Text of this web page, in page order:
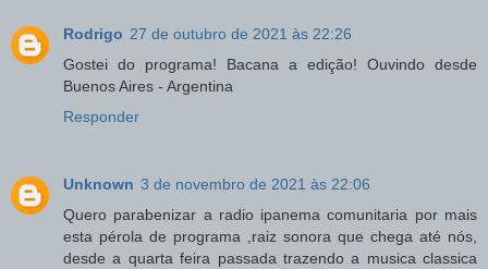
Rodrigo 27 de outubro de 2021 às 22:26
Gostei do programa! Bacana a edição! Ouvindo desde
Buenos Aires - Argentina
Responder
Unknown 3 de novembro de 2021 às 22:06
Quero parabenizar a radio ipanema comunitaria por mais
esta pérola de programa ,raiz sonora que chega até nós,
desde a quarta feira passada trazendo a musica classica